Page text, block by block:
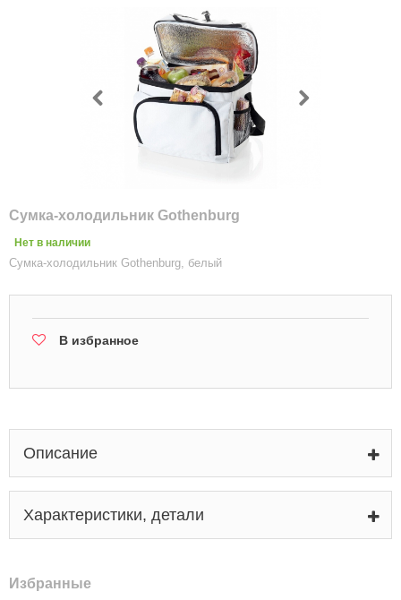
Сумка-холодильник Gothenburg
Нет в наличии
Сумка-холодильник Gothenburg, белый
В избранное
Описание
Характеристики, детали
Избранные